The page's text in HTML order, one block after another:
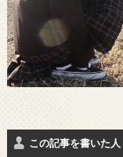
この記事を書いた人